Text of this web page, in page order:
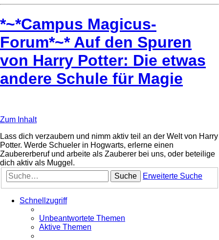
*~*Campus Magicus-
Forum*~* Auf den Spuren
von Harry Potter: Die etwas
andere Schule für Magie
Zum Inhalt
Lass dich verzaubern und nimm aktiv teil an der Welt von Harry
Potter. Werde Schueler in Hogwarts, erlerne einen
Zaubererberuf und arbeite als Zauberer bei uns, oder beteilige
dich aktiv als Muggel.
Suche
Erweiterte Suche
Schnellzugriff
Unbeantwortete Themen
Aktive Themen